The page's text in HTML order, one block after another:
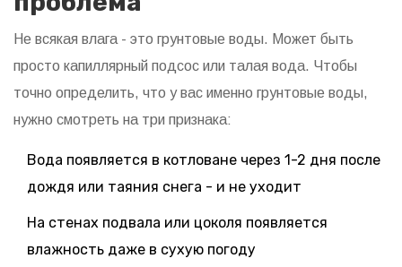
Не всякая влага - это грунтовые воды. Может быть
просто капиллярный подсос или талая вода. Чтобы
точно определить, что у вас именно грунтовые воды,
нужно смотреть на три признака:
Вода появляется в котловане через 1-2 дня после
дождя или таяния снега - и не уходит
На стенах подвала или цоколя появляется
влажность даже в сухую погоду